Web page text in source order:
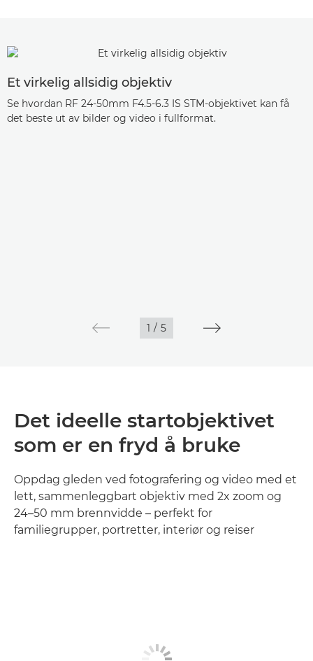
Et virkelig allsidig objektiv
Se hvordan RF 24-50mm F4.5-6.3 IS STM-objektivet kan få
det beste ut av bilder og video i fullformat.
1 / 5
Det ideelle startobjektivet
som er en fryd å bruke
Oppdag gleden ved fotografering og video med et
lett, sammenleggbart objektiv med 2x zoom og
24–50 mm brennvidde – perfekt for
familiegrupper, portretter, interiør og reiser